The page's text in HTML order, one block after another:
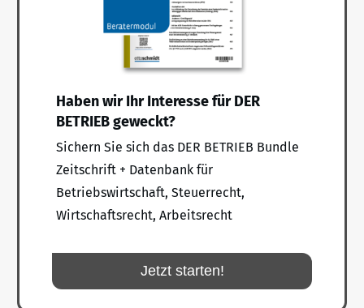
Haben wir Ihr Interesse für DER
BETRIEB geweckt?
Sichern Sie sich das DER BETRIEB Bundle
Zeitschrift + Datenbank für
Betriebswirtschaft, Steuerrecht,
Wirtschaftsrecht, Arbeitsrecht
Jetzt starten!